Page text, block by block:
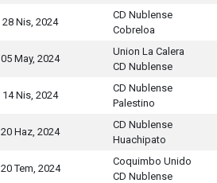
28 Nis, 2024
CD Nublense
Cobreloa
05 May, 2024
Union La Calera
CD Nublense
14 Nis, 2024
CD Nublense
Palestino
20 Haz, 2024
CD Nublense
Huachipato
20 Tem, 2024
Coquimbo Unido
CD Nublense